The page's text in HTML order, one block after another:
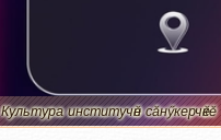
Культура институчӗн сӑнӳкерчӗкӗ